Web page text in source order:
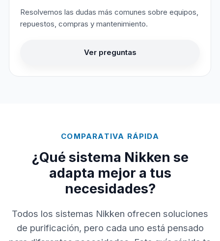
Resolvemos las dudas más comunes sobre equipos,
repuestos, compras y mantenimiento.
Ver preguntas
COMPARATIVA RÁPIDA
¿Qué sistema Nikken se
adapta mejor a tus
necesidades?
Todos los sistemas Nikken ofrecen soluciones
de purificación, pero cada uno está pensado